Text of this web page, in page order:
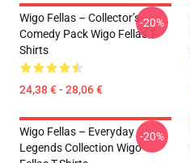
Wigo Fellas – Collector’s
Comedy Pack Wigo Fellas T-
Shirts
24,38 € - 28,06 €
-20%
Wigo Fellas – Everyday
Legends Collection Wigo
-20%